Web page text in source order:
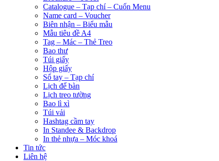
Catalogue – Tạp chí – Cuốn Menu
Name card – Voucher
Biên nhận – Biểu mẫu
Mẫu tiêu đề A4
Tag – Mác – Thẻ Treo
Bao thư
Túi giấy
Hộp giấy
Sổ tay – Tạp chí
Lịch để bàn
Lịch treo tường
Bao lì xì
Túi vải
Hashtag cầm tay
In Standee & Backdrop
In thẻ nhựa – Móc khoá
Tin tức
Liên hệ